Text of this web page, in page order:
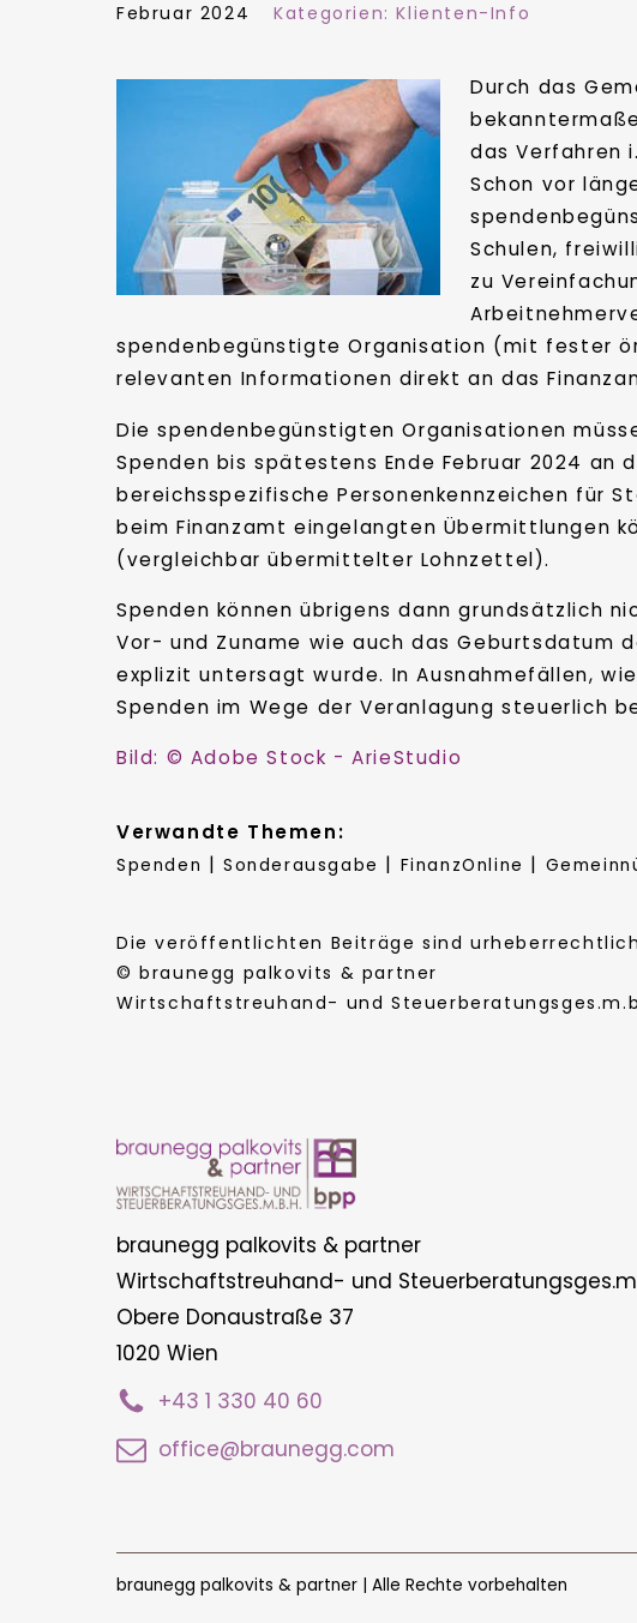
Februar 2024 Kategorien:Klienten-Info
Durch das
das Verfahren
Schon vor
Schulen,
zu
spendenbegünstigte Organisation (mit fester
relevanten Informationen direkt an das
Die spendenbegünstigten Organisationen
Spenden bis spätestens Ende Februar 2024
bereichsspezifische Personenkennzeichen für
beim Finanzamt eingelangten Übermittlungen
(vergleichbar übermittelter Lohnzettel).
Spenden können übrigens dann grundsätzlich
Vor- und Zuname wie auch das Geburtsdatum
explizit untersagt wurde. In Ausnahmefällen,
Spenden im Wege der Veranlagung steuerlich
Bild: © Adobe Stock - ArieStudio
Verwandte Themen:
Spenden |Sonderausgabe | FinanzOnline |
Die veröffentlichten Beiträge sind
© braunegg palkovits & partner
Wirtschaftstreuhand- und
braunegg palkovits & partner
Wirtschaftstreuhand- und
Obere Donaustraße 37
1020 Wien
+43 1 330 40 60
office@braunegg.com
braunegg palkovits & partner | Alle Rechte vorbehalten